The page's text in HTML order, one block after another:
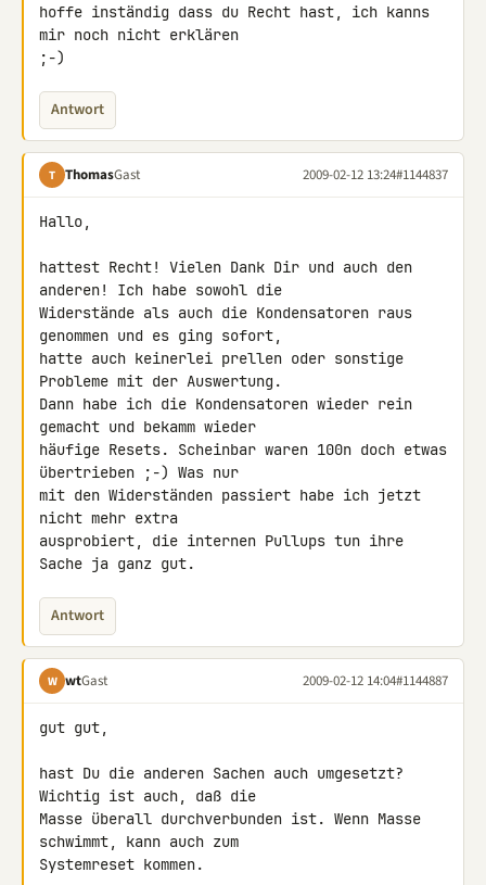
hoffe inständig dass du Recht hast, ich kanns
mir noch nicht erklären
;-)
Antwort
T ThomasGast 2009-02-12 13:24#1144837
Hallo,
hattest Recht! Vielen Dank Dir und auch den
anderen! Ich habe sowohl die
Widerstände als auch die Kondensatoren raus
genommen und es ging sofort,
hatte auch keinerlei prellen oder sonstige
Probleme mit der Auswertung.
Dann habe ich die Kondensatoren wieder rein
gemacht und bekamm wieder
häufige Resets. Scheinbar waren 100n doch etwas
übertrieben ;-) Was nur
mit den Widerständen passiert habe ich jetzt
nicht mehr extra
ausprobiert, die internen Pullups tun ihre
Sache ja ganz gut.
Antwort
W wtGast 2009-02-12 14:04#1144887
gut gut,
hast Du die anderen Sachen auch umgesetzt?
Wichtig ist auch, daß die
Masse überall durchverbunden ist. Wenn Masse
schwimmt, kann auch zum
Systemreset kommen.